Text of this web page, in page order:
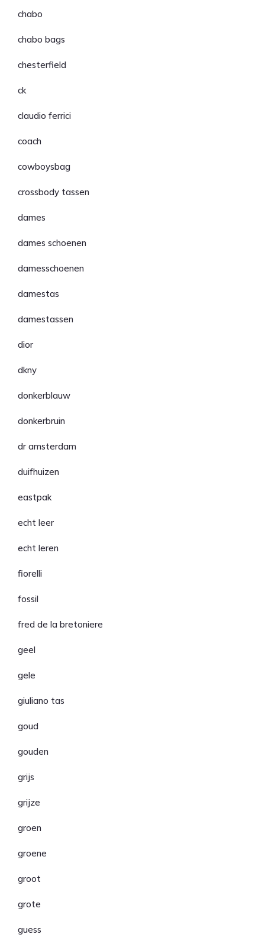
chabo
chabo bags
chesterfield
ck
claudio ferrici
coach
cowboysbag
crossbody tassen
dames
dames schoenen
damesschoenen
damestas
damestassen
dior
dkny
donkerblauw
donkerbruin
dr amsterdam
duifhuizen
eastpak
echt leer
echt leren
fiorelli
fossil
fred de la bretoniere
geel
gele
giuliano tas
goud
gouden
grijs
grijze
groen
groene
groot
grote
guess